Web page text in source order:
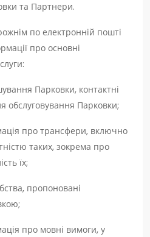
та Партнери.
по електронній пошті
про основні
Парковки, контактні
обслуговування Парковки;
про трансфери, включно
таких, зокрема про
їх;
пропоновані
про мовні вимоги, у